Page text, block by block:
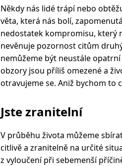
Někdy nás lidé trápí nebo
věta, která nás bolí,
nedostatek kompromisu, který
nevěnuje pozornost citům
nemůžeme být neustále
obzory jsou příliš omezené a
otravujeme se. Aniž bychom to
Jste zranitelní
V průběhu života můžeme
citlivě a zranitelně na určité
z vyloučení při sebemenší